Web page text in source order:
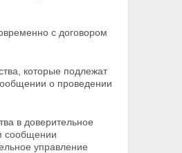
с договором
которые подлежат
о проведении
в доверительное
сообщении
управление